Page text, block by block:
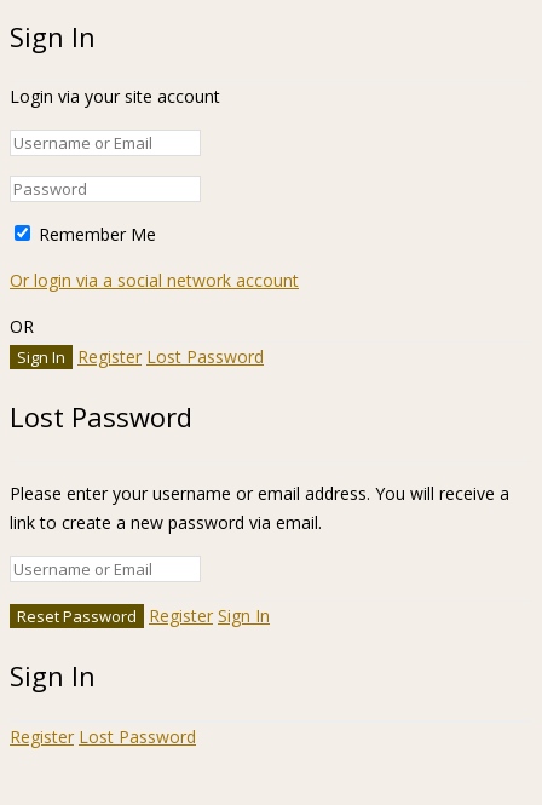
Sign In
Login via your site account
Remember Me
Or login via a social network account
OR
Register Lost Password
Lost Password
Please enter your username or email address. You will receive a
link to create a new password via email.
Register Sign In
Sign In
Register Lost Password